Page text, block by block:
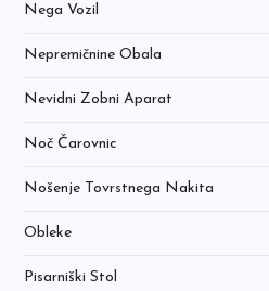
Nega Vozil
Nepremičnine Obala
Nevidni Zobni Aparat
Noč Čarovnic
Nošenje Tovrstnega Nakita
Obleke
Pisarniški Stol